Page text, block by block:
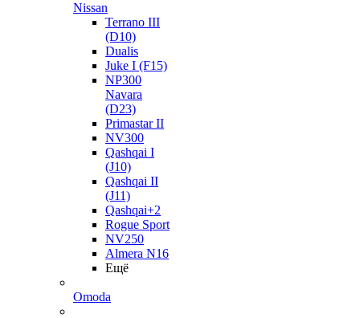
Nissan
Terrano III
(D10)
Dualis
Juke I (F15)
NP300
Navara
(D23)
Primastar II
NV300
Qashqai I
(J10)
Qashqai II
(J11)
Qashqai+2
Rogue Sport
NV250
Almera N16
Ещё
Omoda